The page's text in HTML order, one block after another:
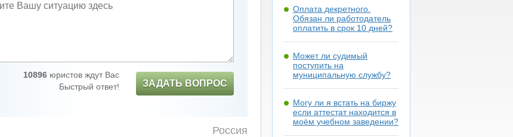
10896юристов ждут Вас
Быстрый ответ!
ЗАДАТЬ ВОПРОС
Россия
Оплата декретного.
Обязан ли работодатель
оплатить в срок 10 дней?
Может ли судимый
поступить на
муниципальную службу?
Могу ли я встать на биржу
если аттестат находится в
моём учебном заведении?